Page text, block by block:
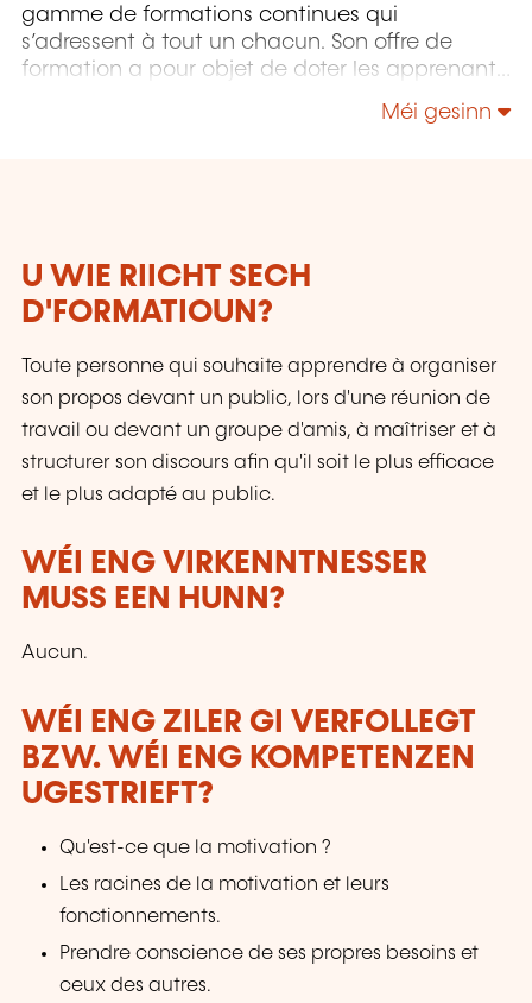
gamme de formations continues qui
s’adressent à tout un chacun. Son offre de
formation a pour objet de doter les apprenants
pour autant que possible du savoir-faire
approprié pour maîtriser un environnement de
panoplie importante de formations: des cours
du soir; des séminaires, qui peuvent être
adaptés sur mesure selon les besoins des
formations spécialisées; des formations pour
seniors; des certifications professionnelles.
Méi gesinn
U WIE RIICHT SECH
D'FORMATIOUN?
Toute personne qui souhaite apprendre à organiser
son propos devant un public, lors d'une réunion de
travail ou devant un groupe d'amis, à maîtriser et à
structurer son discours afin qu'il soit le plus efficace
et le plus adapté au public.
WÉI ENG VIRKENNTNESSER
MUSS EEN HUNN?
Aucun.
WÉI ENG ZILER GI VERFOLLEGT
BZW. WÉI ENG KOMPETENZEN
UGESTRIEFT?
Qu'est-ce que la motivation ?
Les racines de la motivation et leurs
fonctionnements.
Prendre conscience de ses propres besoins et
ceux des autres.